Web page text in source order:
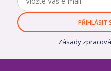
PŘIHLÁSIT
Zásady